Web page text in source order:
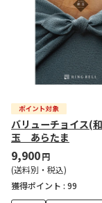
バリューチョイス(
玉 あらたま
9,900円
(送料別・税込)
獲得ポイント : 99